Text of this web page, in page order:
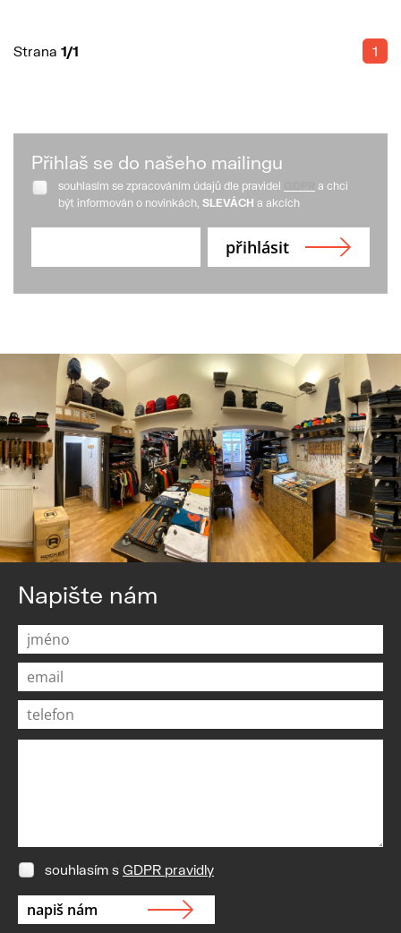
Strana 1/1 1
Přihlaš se do našeho mailingu
souhlasím se zpracováním údajů dle pravidel
a chci
být informován o novinkách, SLEVÁCH a akcích
Napište nám
souhlasím s GDPR pravidly